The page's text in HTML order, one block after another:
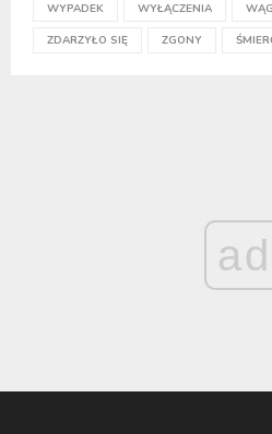
WYPADEK WYŁĄCZENIA
ZDARZYŁO SIĘ ZGONY
ad